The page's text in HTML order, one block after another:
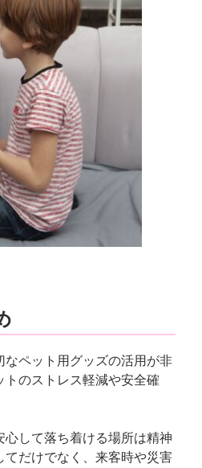
ペット用グッズの活用が非
のストレス軽減や安全確
して落ち着ける場所は精神
だけでなく、来客時や災害